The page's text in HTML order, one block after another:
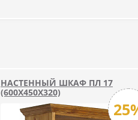
НАСТЕННЫЙ ШКАФ ПЛ 17
(600X450X320)